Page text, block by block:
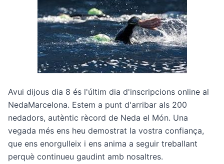
Avui dijous dia 8 és l'últim dia d'inscripcions online al
NedaMarcelona. Estem a punt d'arribar als 200
nedadors, autèntic rècord de Neda el Món. Una
vegada més ens heu demostrat la vostra confiança,
que ens enorgulleix i ens anima a seguir treballant
perquè continueu gaudint amb nosaltres.